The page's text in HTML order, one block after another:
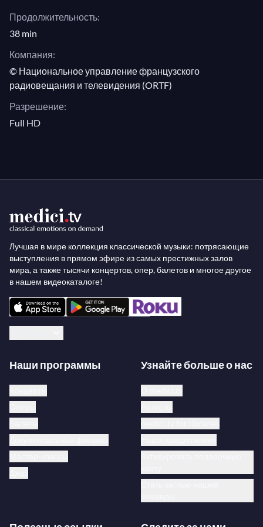
"концерт, если хотите...он написал его очень,
действительно старался, чтобы оно звучало так,
как звучит."
Продолжительность:
38 min
Компания:
© Национальное управление французского
радиовещания и телевидения (ORTF)
Разрешение:
Full HD
Лучшая в мире коллекция классической музыки: потрясающие
выступления в прямом эфире из самых престижных залов
мира, а также тысячи концертов, опер, балетов и многое другое
в нашем видеокаталоге!
Наши программы Узнайте больше о нас